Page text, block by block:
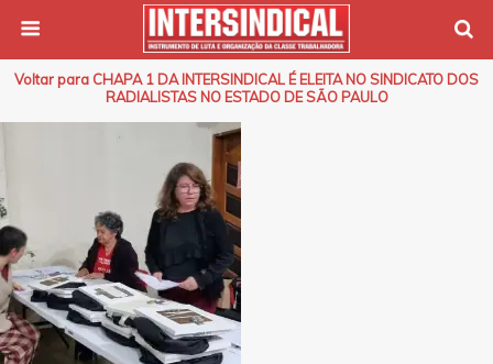
Voltar para CHAPA 1 DA INTERSINDICAL É ELEITA NO SINDICATO DOS
RADIALISTAS NO ESTADO DE SÃO PAULO